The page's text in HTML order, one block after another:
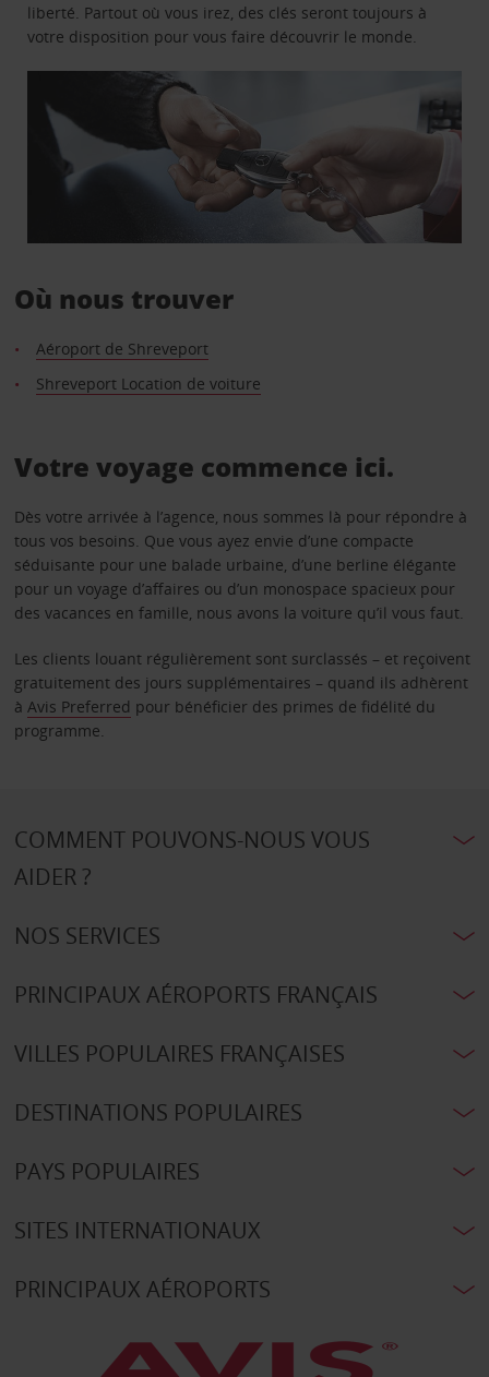
liberté. Partout où vous irez, des clés seront toujours à
votre disposition pour vous faire découvrir le monde.
Où nous trouver
Aéroport de Shreveport
Shreveport Location de voiture
Votre voyage commence ici.
Dès votre arrivée à l’agence, nous sommes là pour répondre à
tous vos besoins. Que vous ayez envie d’une compacte
séduisante pour une balade urbaine, d’une berline élégante
pour un voyage d’affaires ou d’un monospace spacieux pour
des vacances en famille, nous avons la voiture qu’il vous faut.
Les clients louant régulièrement sont surclassés – et reçoivent
gratuitement des jours supplémentaires – quand ils adhèrent
à Avis Preferred pour bénéficier des primes de fidélité du
programme.
COMMENT POUVONS-NOUS VOUS
AIDER ?
NOS SERVICES
PRINCIPAUX AÉROPORTS FRANÇAIS
VILLES POPULAIRES FRANÇAISES
DESTINATIONS POPULAIRES
PAYS POPULAIRES
SITES INTERNATIONAUX
PRINCIPAUX AÉROPORTS